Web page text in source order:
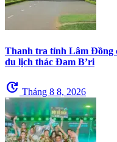
Thanh tra tỉnh Lâm Đồng
du lịch thác Đam B’ri
update Tháng 8 8, 2026